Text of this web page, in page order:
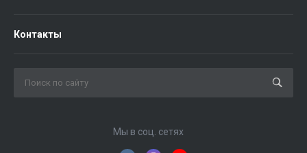
Контакты
Мы в соц. сетях